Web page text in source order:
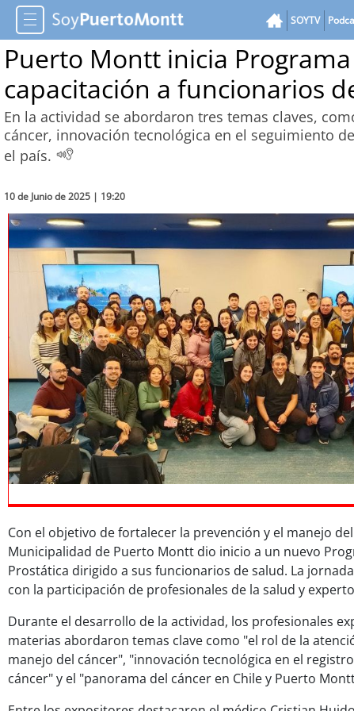
SOYTV
Puerto Montt inicia
capacitación a funcionarios
En la actividad se abordaron tres temas claves,
cáncer, innovación tecnológica en el seguimiento
el país.
10 de Junio de 2025 | 19:20
Con el objetivo de fortalecer la prevención y el manejo
Municipalidad de Puerto Montt dio inicio a un nuevo
Prostática dirigido a sus funcionarios de salud. La
con la participación de profesionales de la salud y
Durante el desarrollo de la actividad, los profesionales
materias abordaron temas clave como "el rol de la
manejo del cáncer", "innovación tecnológica en el
cáncer" y el "panorama del cáncer en Chile y Puerto